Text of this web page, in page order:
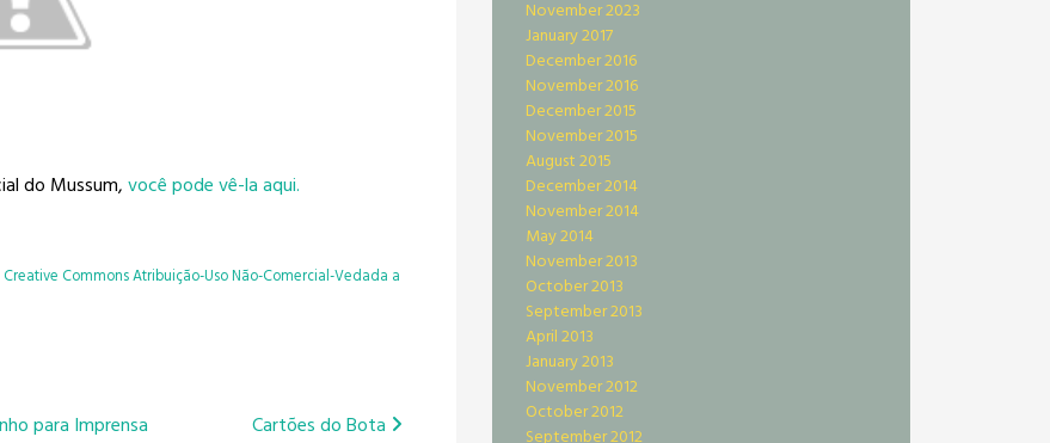
do Mussum,você pode vê-la aqui.
Creative Commons Atribuição-Uso Não-Comercial-Vedada a
para Imprensa Cartões do Bota
November 2023
January 2017
December 2016
November 2016
December 2015
November 2015
August 2015
December 2014
November 2014
May 2014
November 2013
October 2013
September 2013
April 2013
January 2013
November 2012
October 2012